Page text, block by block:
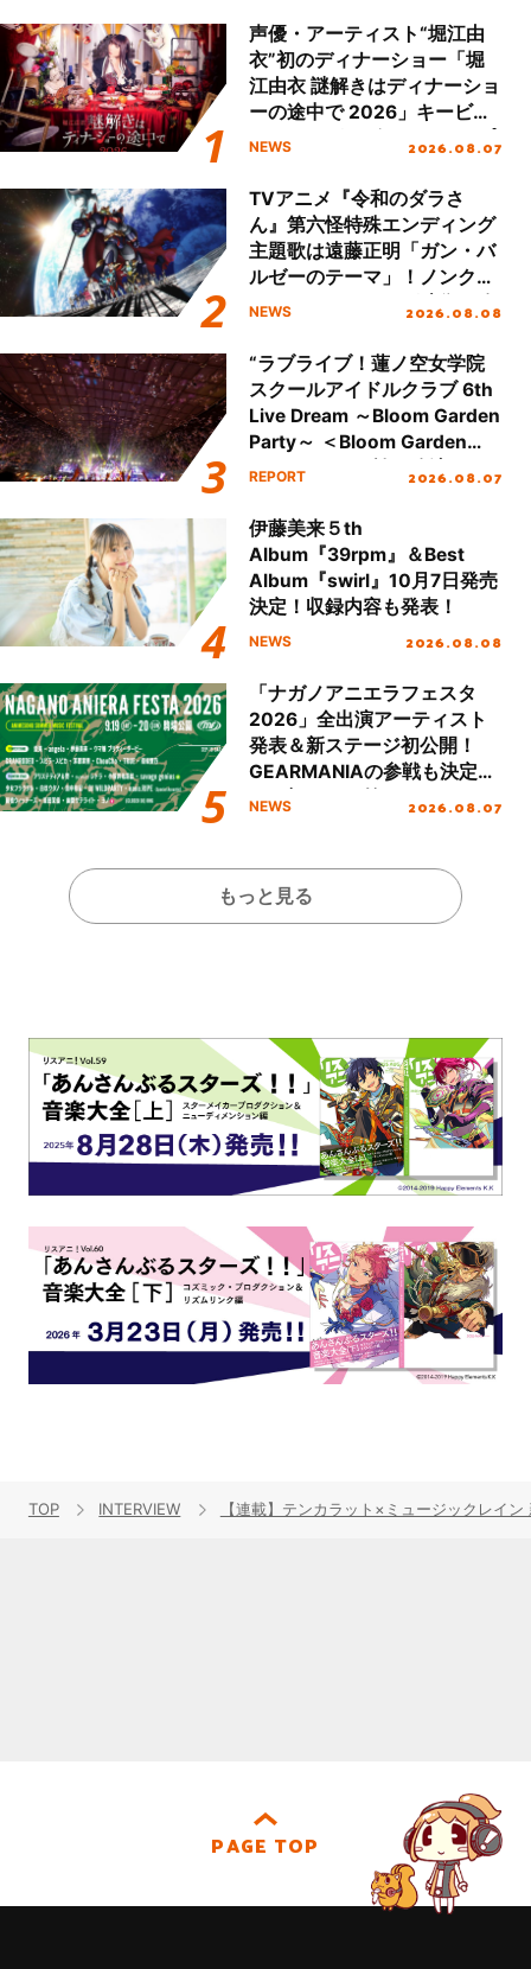
声優・アーティスト“堀江由
衣”初のディナーショー「堀
江由衣 謎解きはディナーショ
ーの途中で 2026」キービジ
ュアル＆グッズラインナップ
NEWS 2026.08.07
TVアニメ『令和のダラさ
ん』第六怪特殊エンディング
主題歌は遠藤正明「ガン・バ
ルゼーのテーマ」！ノンクレ
ジットエンディング映像も公
NEWS 2026.08.08
“ラブライブ！蓮ノ空女学院
スクールアイドルクラブ 6th
Live Dream ～Bloom Garden
Party～ ＜Bloom Garden
Party Stage／埼玉公演＞”
REPORT 2026.08.07
伊藤美来５th
Album『39rpm』＆Best
Album『swirl』10月7日発売
決定！収録内容も発表！
NEWS 2026.08.08
「ナガノアニエラフェスタ
2026」全出演アーティスト
発表＆新ステージ初公開！
GEARMANIAの参戦も決定
し、初となる第3ステージの
NEWS 2026.08.07
もっと見る
TOP INTERVIEW 【連載】テンカラット×ミュージックレイ
PAGE TOP